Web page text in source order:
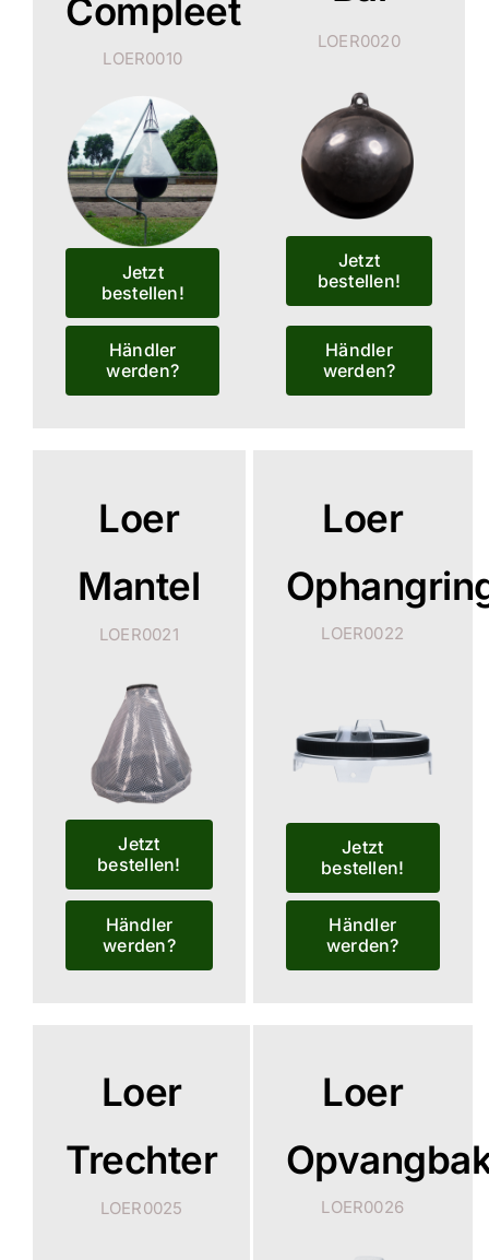
Compleet
LOER0010
Jetzt
bestellen!
Händler
werden?
LOER0020
Jetzt
bestellen!
Händler
werden?
Loer
Mantel
LOER0021
Jetzt
bestellen!
Händler
werden?
Loer
LOER0022
Jetzt
bestellen!
Händler
werden?
Loer
Trechter
LOER0025
Loer
LOER0026